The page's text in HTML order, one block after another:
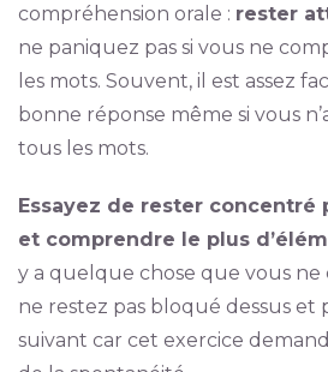
compréhension orale : rester
ne paniquez pas si vous ne
les mots. Souvent, il est assez
bonne réponse même si vous
tous les mots.
Essayez de rester concentré
et comprendre le plus
y a quelque chose que vous ne
ne restez pas bloqué dessus et
suivant car cet exercice